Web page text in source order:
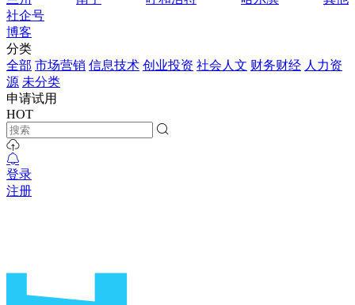
社企号
博客
分类
全部 市场营销 信息技术 创业投资 社会人文 财务财经 人力资
源 未分类
申请试用
HOT
登录
注册